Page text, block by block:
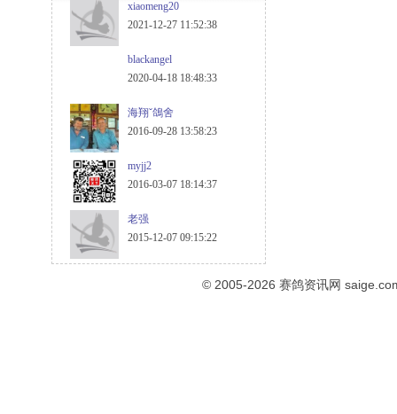
xiaomeng20
2021-12-27 11:52:38
blackangel
2020-04-18 18:48:33
海翔ˇ鴿舍
2016-09-28 13:58:23
myjj2
2016-03-07 18:14:37
老强
2015-12-07 09:15:22
© 2005-2026 赛鸽资讯网